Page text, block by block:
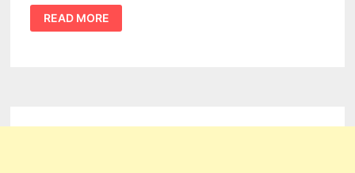
ग्रामपंचायत
कर्मचारी
राहणीमान
READ MORE